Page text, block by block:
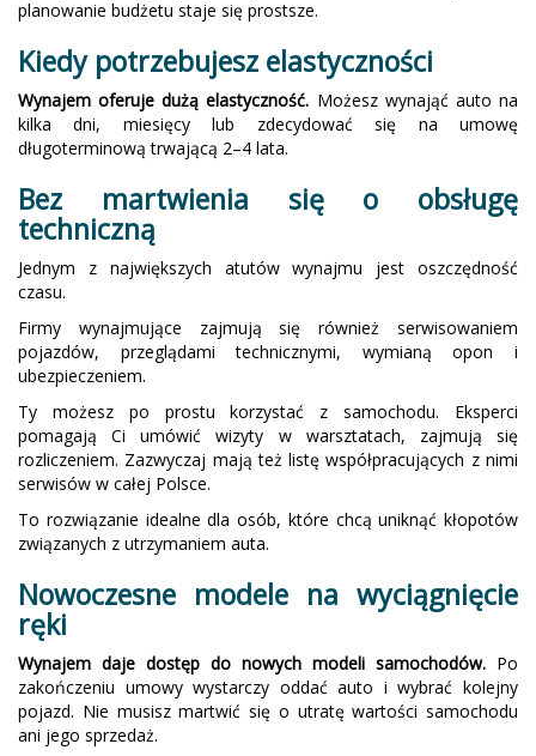
planowanie budżetu staje się prostsze.
Kiedy potrzebujesz elastyczności
Wynajem oferuje dużą elastyczność. Możesz wynająć auto na
kilka dni, miesięcy lub zdecydować się na umowę
długoterminową trwającą 2–4 lata.
Bez martwienia się o obsługę
techniczną
Jednym z największych atutów wynajmu jest oszczędność
czasu.
Firmy wynajmujące zajmują się również serwisowaniem
pojazdów, przeglądami technicznymi, wymianą opon i
ubezpieczeniem.
Ty możesz po prostu korzystać z samochodu. Eksperci
pomagają Ci umówić wizyty w warsztatach, zajmują się
rozliczeniem. Zazwyczaj mają też listę współpracujących z nimi
serwisów w całej Polsce.
To rozwiązanie idealne dla osób, które chcą uniknąć kłopotów
związanych z utrzymaniem auta.
Nowoczesne modele na wyciągnięcie
ręki
Wynajem daje dostęp do nowych modeli samochodów. Po
zakończeniu umowy wystarczy oddać auto i wybrać kolejny
pojazd. Nie musisz martwić się o utratę wartości samochodu
ani jego sprzedaż.